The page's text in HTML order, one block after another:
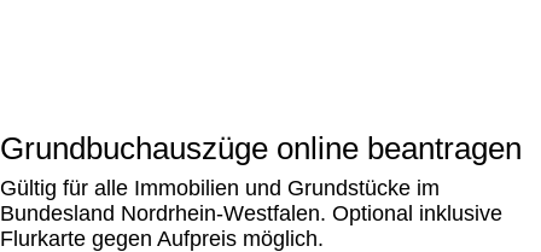
Grundbuchauszüge online beantragen
Gültig für alle Immobilien und Grundstücke im
Bundesland Nordrhein-Westfalen. Optional inklusive
Flurkarte gegen Aufpreis möglich.